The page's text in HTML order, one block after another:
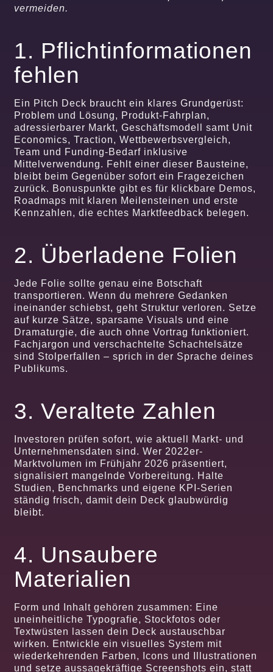
vermeiden.
1. Pflichtinformationen
fehlen
Ein Pitch Deck braucht ein klares Grundgerüst:
Problem und Lösung, Produkt-Fahrplan,
adressierbarer Markt, Geschäftsmodell samt Unit
Economics, Traction, Wettbewerbsvergleich,
Team und Funding-Bedarf inklusive
Mittelverwendung. Fehlt einer dieser Bausteine,
bleibt beim Gegenüber sofort ein Fragezeichen
zurück. Bonuspunkte gibt es für klickbare Demos,
Roadmaps mit klaren Meilensteinen und erste
Kennzahlen, die echtes Marktfeedback belegen.
2. Überladene Folien
Jede Folie sollte genau eine Botschaft
transportieren. Wenn du mehrere Gedanken
ineinander schiebst, geht Struktur verloren. Setze
auf kurze Sätze, sparsame Visuals und eine
Dramaturgie, die auch ohne Vortrag funktioniert.
Fachjargon und verschachtelte Schachtelsätze
sind Stolperfallen – sprich in der Sprache deines
Publikums.
3. Veraltete Zahlen
Investoren prüfen sofort, wie aktuell Markt- und
Unternehmensdaten sind. Wer 2022er-
Marktvolumen im Frühjahr 2026 präsentiert,
signalisiert mangelnde Vorbereitung. Halte
Studien, Benchmarks und eigene KPI-Serien
ständig frisch, damit dein Deck glaubwürdig
bleibt.
4. Unsaubere
Materialien
Form und Inhalt gehören zusammen: Eine
uneinheitliche Typografie, Stockfotos oder
Textwüsten lassen dein Deck austauschbar
wirken. Entwickle ein visuelles System mit
wiederkehrenden Farben, Icons und Illustrationen
und setze aussagekräftige Screenshots ein, statt